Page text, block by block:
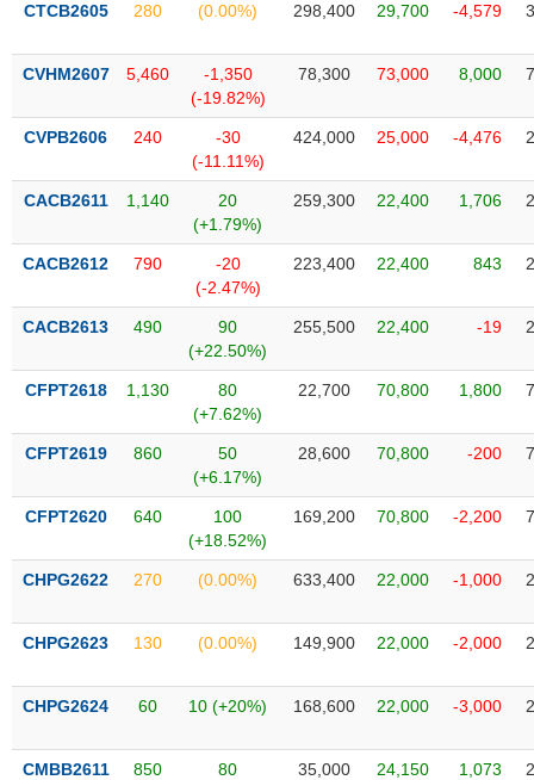
CTCB2605 280 (0.00%) 298,400 29,700 -4,579
CVHM2607 5,460
-1,350
(-19.82%)
78,300 73,000 8,000
CVPB2606 240
-30
(-11.11%)
424,000 25,000 -4,476
CACB2611 1,140
20
(+1.79%)
259,300 22,400 1,706
CACB2612 790
-20
(-2.47%)
223,400 22,400 843
CACB2613 490
90
(+22.50%)
255,500 22,400 -19
CFPT2618 1,130
80
(+7.62%)
22,700 70,800 1,800
CFPT2619 860
50
(+6.17%)
28,600 70,800 -200
CFPT2620 640
100
(+18.52%)
169,200 70,800 -2,200
CHPG2622 270 (0.00%) 633,400 22,000 -1,000
CHPG2623 130 (0.00%) 149,900 22,000 -2,000
CHPG2624 60 10 (+20%) 168,600 22,000 -3,000
CMBB2611 850
80
35,000 24,150 1,073
CHĂM
SỨC
TÀI
TIN
VỤ
THÔNG